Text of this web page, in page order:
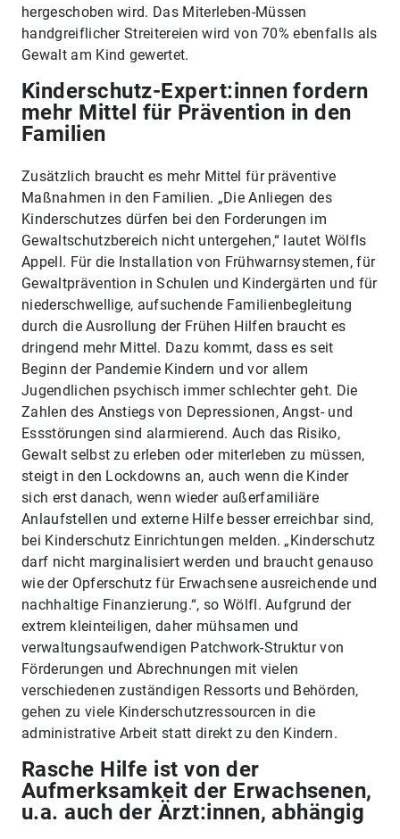
hergeschoben wird. Das Miterleben-Müssen
handgreiflicher Streitereien wird von 70% ebenfalls als
Gewalt am Kind gewertet.
Kinderschutz-Expert:innen fordern
mehr Mittel für Prävention in den
Familien
Zusätzlich braucht es mehr Mittel für präventive
Maßnahmen in den Familien. „Die Anliegen des
Kinderschutzes dürfen bei den Forderungen im
Gewaltschutzbereich nicht untergehen,“ lautet Wölfls
Appell. Für die Installation von Frühwarnsystemen, für
Gewaltprävention in Schulen und Kindergärten und für
niederschwellige, aufsuchende Familienbegleitung
durch die Ausrollung der Frühen Hilfen braucht es
dringend mehr Mittel. Dazu kommt, dass es seit
Beginn der Pandemie Kindern und vor allem
Jugendlichen psychisch immer schlechter geht. Die
Zahlen des Anstiegs von Depressionen, Angst- und
Essstörungen sind alarmierend. Auch das Risiko,
Gewalt selbst zu erleben oder miterleben zu müssen,
steigt in den Lockdowns an, auch wenn die Kinder
sich erst danach, wenn wieder außerfamiliäre
Anlaufstellen und externe Hilfe besser erreichbar sind,
bei Kinderschutz Einrichtungen melden. „Kinderschutz
darf nicht marginalisiert werden und braucht genauso
wie der Opferschutz für Erwachsene ausreichende und
nachhaltige Finanzierung.“, so Wölfl. Aufgrund der
extrem kleinteiligen, daher mühsamen und
verwaltungsaufwendigen Patchwork-Struktur von
Förderungen und Abrechnungen mit vielen
verschiedenen zuständigen Ressorts und Behörden,
gehen zu viele Kinderschutzressourcen in die
administrative Arbeit statt direkt zu den Kindern.
Rasche Hilfe ist von der
Aufmerksamkeit der Erwachsenen,
u.a. auch der Ärzt:innen, abhängig